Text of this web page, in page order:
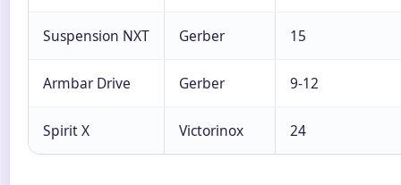
Suspension NXT Gerber 15
Armbar Drive Gerber 9-12
Spirit X Victorinox 24